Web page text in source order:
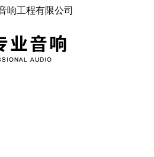
响工程有限公司